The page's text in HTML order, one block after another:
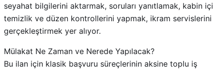
seyahat bilgilerini aktarmak, soruları yanıtlamak, kabin içi
temizlik ve düzen kontrollerini yapmak, ikram servislerini
gerçekleştirmek yer alıyor.
Mülakat Ne Zaman ve Nerede Yapılacak?
Bu ilan için klasik başvuru süreçlerinin aksine toplu iş